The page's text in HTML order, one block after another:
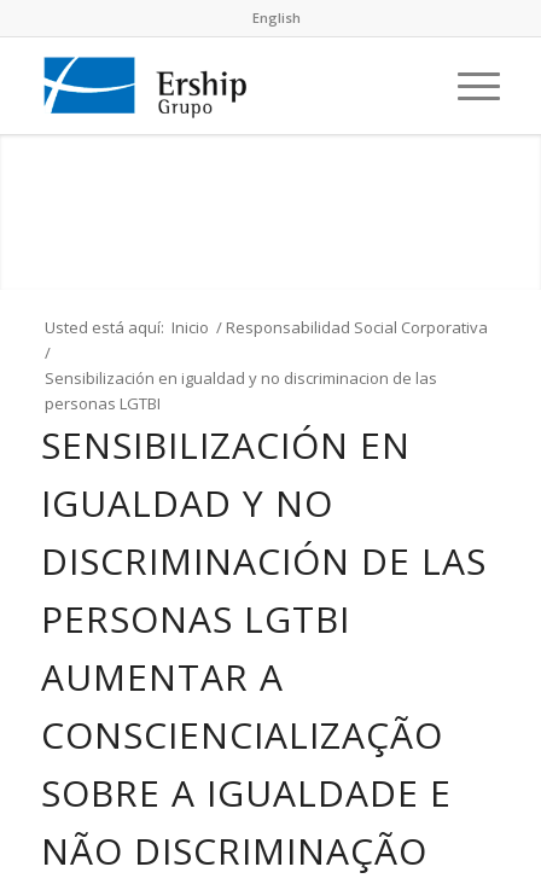
English
Usted está aquí: Inicio / Responsabilidad Social Corporativa
/
Sensibilización en igualdad y no discriminacion de las
personas LGTBI
SENSIBILIZACIÓN EN
IGUALDAD Y NO
DISCRIMINACIÓN DE LAS
PERSONAS LGTBI
AUMENTAR A
CONSCIENCIALIZAÇÃO
SOBRE A IGUALDADE E
NÃO DISCRIMINAÇÃO